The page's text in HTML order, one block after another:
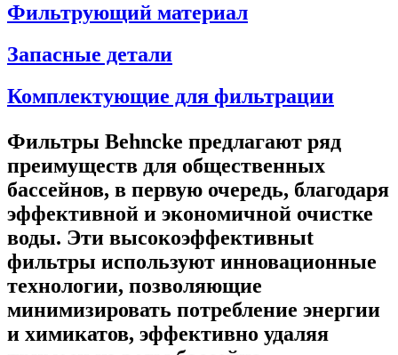
Фильтрующий материал
Запасные детали
Комплектующие для фильтрации
Фильтры Behncke предлагают ряд
преимуществ для общественных
бассейнов, в первую очередь, благодаря
эффективной и экономичной очистке
воды. Эти высокоэффективныt
фильтры используют инновационные
технологии, позволяющие
минимизировать потребление энергии
и химикатов, эффективно удаляя